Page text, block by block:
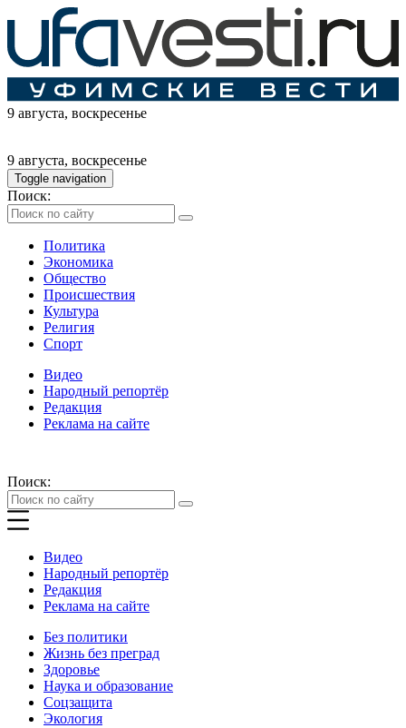
9 августа, воскресенье
9 августа, воскресенье
Toggle navigation
Поиск:
Политика
Экономика
Общество
Происшествия
Культура
Религия
Спорт
Видео
Народный репортёр
Редакция
Реклама на сайте
Поиск:
Видео
Народный репортёр
Редакция
Реклама на сайте
Без политики
Жизнь без преград
Здоровье
Наука и образование
Соцзащита
Экология